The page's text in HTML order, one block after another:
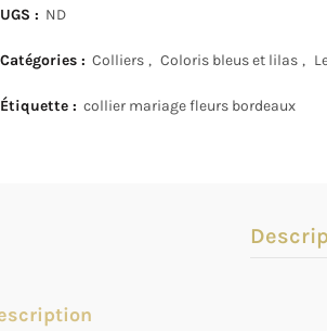
UGS : ND
Catégories : Colliers , Coloris bleus et lilas ,
Étiquette : collier mariage fleurs bordeaux